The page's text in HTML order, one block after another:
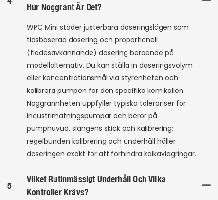
Hur Noggrant Är Det?
WPC Mini stöder justerbara doseringslägen som
tidsbaserad dosering och proportionell
(flödesavkännande) dosering beroende på
modellalternativ. Du kan ställa in doseringsvolym
eller koncentrationsmål via styrenheten och
kalibrera pumpen för den specifika kemikalien.
Noggrannheten uppfyller typiska toleranser för
industrimätningspumpar och beror på
pumphuvud, slangens skick och kalibrering;
regelbunden kalibrering och underhåll håller
doseringen exakt för att förhindra kalkavlagringar.
5
Vilket Rutinmässigt Underhåll Och Vilka
Kontroller Krävs?